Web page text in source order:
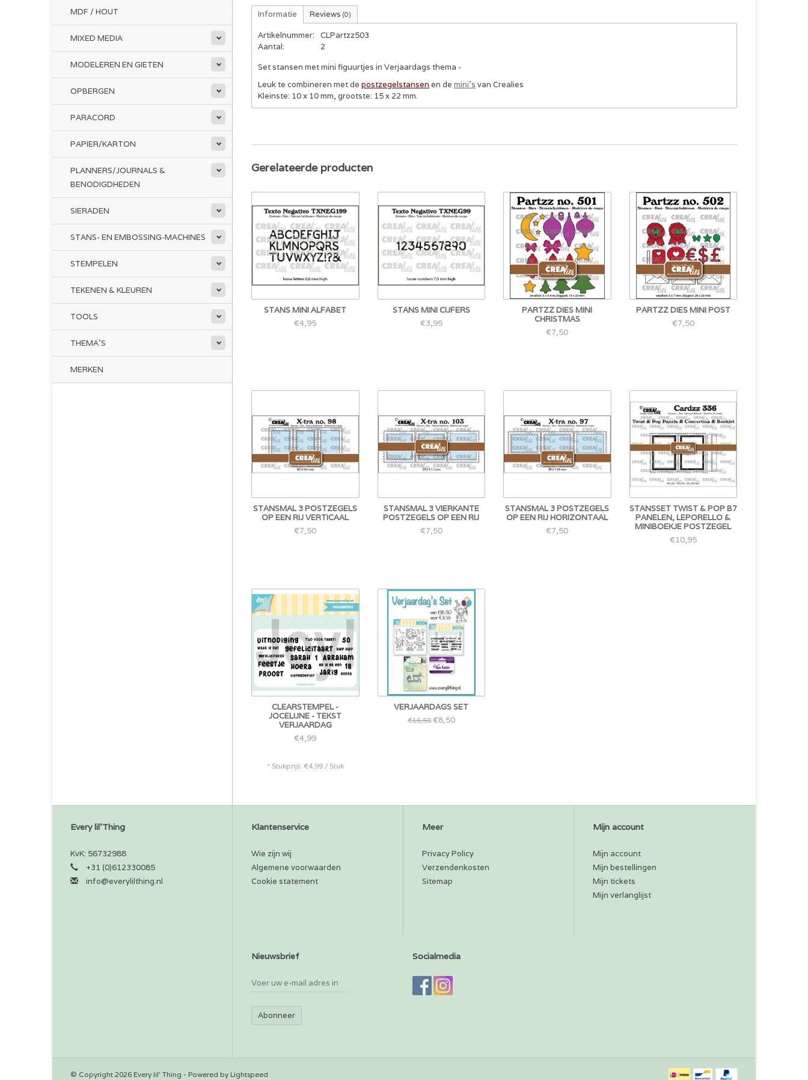
MDF / HOUT
MIXED MEDIA
MODELEREN EN GIETEN
OPBERGEN
PARACORD
PAPIER/KARTON
PLANNERS/JOURNALS &
BENODIGDHEDEN
SIERADEN
STANS- EN EMBOSSING-MACHINES
STEMPELEN
TEKENEN & KLEUREN
TOOLS
THEMA'S
MERKEN
Informatie Reviews (0)
Artikelnummer:
CLPartzz503
Aantal:
2
Set stansen met mini figuurtjes in Verjaardags thema -
Leuk te combineren met de postzegelstansen en de mini's van Crealies
Kleinste: 10 x 10 mm, grootste: 15 x 22 mm.
Gerelateerde producten
STANS MINI ALFABET
€4,95
STANS MINI CIJFERS
€3,95
PARTZZ DIES MINI
CHRISTMAS
€7,50
PARTZZ DIES MINI POST
€7,50
STANSMAL 3 POSTZEGELS
OP EEN RIJ VERTICAAL
€7,50
STANSMAL 3 VIERKANTE
POSTZEGELS OP EEN RIJ
€7,50
STANSMAL 3 POSTZEGELS
OP EEN RIJ HORIZONTAAL
€7,50
STANSSET TWIST & POP B7
PANELEN, LEPORELLO &
MINIBOEKJE POSTZEGEL
€10,95
CLEARSTEMPEL -
JOCELIJNE - TEKST
VERJAARDAG
€4,99
* Stukprijs: €4,99 / Stuk
VERJAARDAGS SET
€16,50€8,50
Every lil'Thing
KvK: 56732988
+31 (0)612330085
info@everylilthing.nl
Klantenservice
Wie zijn wij
Algemene voorwaarden
Cookie statement
Meer
Privacy Policy
Verzendenkosten
Sitemap
Mijn account
Mijn account
Mijn bestellingen
Mijn tickets
Mijn verlanglijst
Nieuwsbrief
Abonneer
Socialmedia
© Copyright 2026 Every lil' Thing - Powered by Lightspeed